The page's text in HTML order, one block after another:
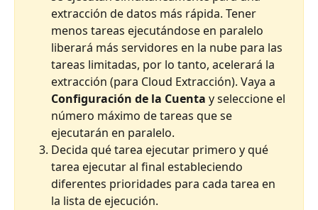
extracción de datos más rápida. Tener
menos tareas ejecutándose en paralelo
liberará más servidores en la nube para las
tareas limitadas, por lo tanto, acelerará la
extracción (para Cloud Extracción). Vaya a
Configuración de la Cuenta y seleccione el
número máximo de tareas que se
ejecutarán en paralelo.
Decida qué tarea ejecutar primero y qué
tarea ejecutar al final estableciendo
diferentes prioridades para cada tarea en
la lista de ejecución.